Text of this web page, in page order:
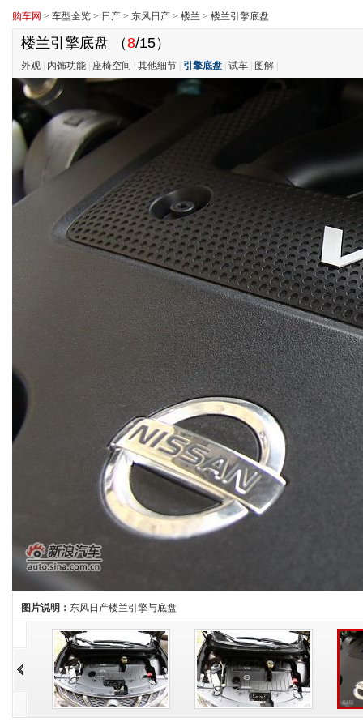
购车网 > 车型全览 > 日产 > 东风日产 > 楼兰 > 楼兰引擎底盘
楼兰引擎底盘 （8/15）
外观 内饰功能 座椅空间 其他细节 引擎底盘 试车 图解
图片说明： 东风日产楼兰引擎与底盘